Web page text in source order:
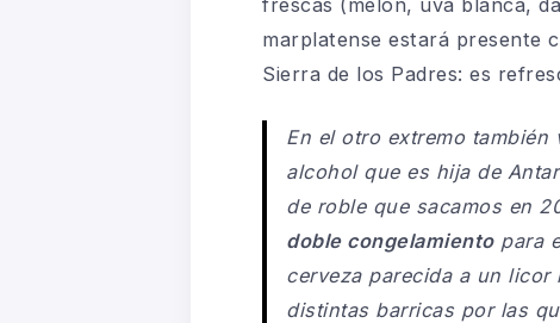
marplatense estará presente
Sierra de los Padres: es
En el otro extremo también
alcohol que es hija de
de roble que sacamos en
doble congelamientopara
cerveza parecida a un
distintas barricas por las